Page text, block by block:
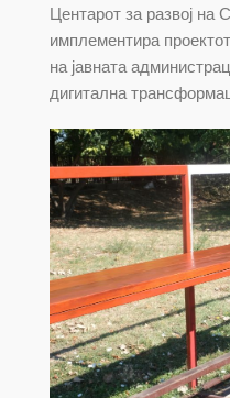
Центарот за развој на
имплементира
на јавната
дигитална